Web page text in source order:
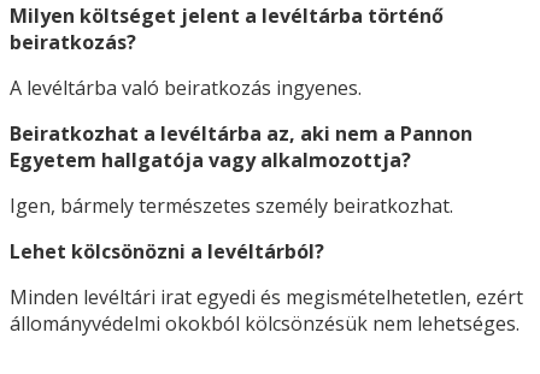
Milyen költséget jelent a levéltárba történő
beiratkozás?
A levéltárba való beiratkozás ingyenes.
Beiratkozhat a levéltárba az, aki nem a Pannon
Egyetem hallgatója vagy alkalmozottja?
Igen, bármely természetes személy beiratkozhat.
Lehet kölcsönözni a levéltárból?
Minden levéltári irat egyedi és megismételhetetlen, ezért
állományvédelmi okokból kölcsönzésük nem lehetséges.